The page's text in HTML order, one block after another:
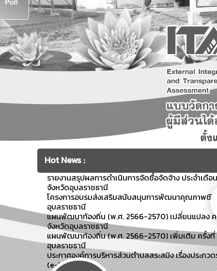
Hot News :
รายงานสรุปผลการดำเนินการจัดซื้อจัดจ้าง ประจำเดื
จังหวัดอุบลราชธานี
โครงการอบรมส่งเสริมสนับสนุนการพัฒนาคุณภาพชีวิต
อุบลราชธานี
แผนพัฒนาท้องถิ่น (พ.ศ. 2566-2570) เปลี่ยนแปลง ครั้
จังหวัดอุบลราชธานี
แผนพัฒนาท้องถิ่น (พ.ศ. 2566-2570) เพิ่มเติม ครั้งที่
อุบลราชธานี
ประกาศองค์การบริหารส่วนตำบลสระสมิง เรื่องประก
(e-bidding)